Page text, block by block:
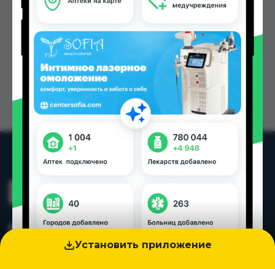
Установить приложение